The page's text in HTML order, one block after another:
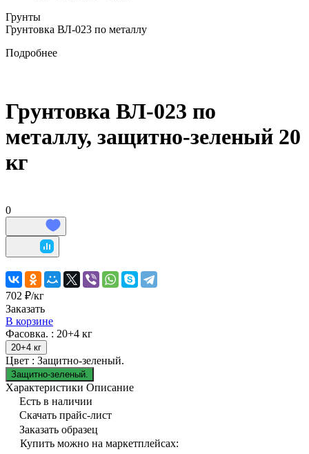
Грунты
Грунтовка ВЛ-023 по металлу
Подробнее
Грунтовка ВЛ-023 по
металлу, защитно-зеленый 20
кг
0
702 ₽/кг
Заказать
В корзине
Фасовка. : 20+4 кг
20+4 кг
Цвет : Защитно-зеленый.
Защитно-зеленый.
Характеристики Описание
Есть в наличии
Скачать прайс-лист
Заказать образец
Купить можно на маркетплейсах: